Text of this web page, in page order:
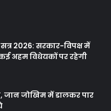
2026: सरकार-विपक्ष में
अहम विधेयकों पर रहेगी
जान जोखिम में डालकर पार